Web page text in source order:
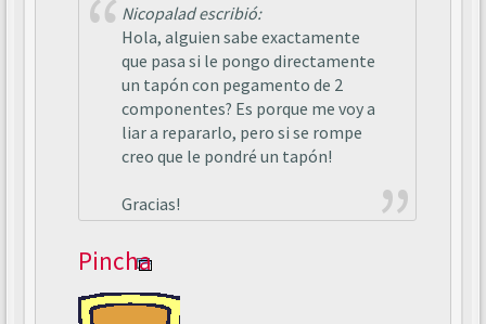
Nicopalad escribió:
Hola, alguien sabe exactamente
que pasa si le pongo directamente
un tapón con pegamento de 2
componentes? Es porque me voy a
liar a repararlo, pero si se rompe
creo que le pondré un tapón!
Gracias!
Pincha